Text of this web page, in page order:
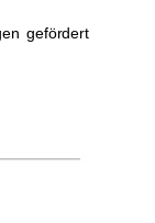
gefördert